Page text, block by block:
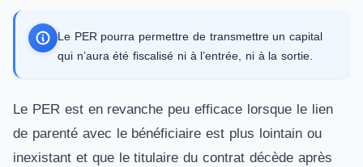
Le PER pourra permettre de transmettre un capital
qui n’aura été fiscalisé ni à l’entrée, ni à la sortie.
Le PER est en revanche peu efficace lorsque le lien
de parenté avec le bénéficiaire est plus lointain ou
inexistant et que le titulaire du contrat décède après